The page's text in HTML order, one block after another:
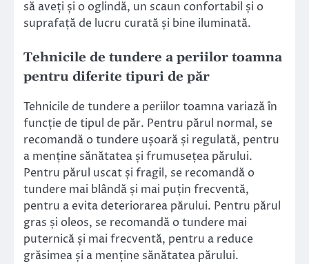
să aveți și o oglindă, un scaun confortabil și o
suprafață de lucru curată și bine iluminată.
Tehnicile de tundere a periilor toamna
pentru diferite tipuri de păr
Tehnicile de tundere a periilor toamna variază în
funcție de tipul de păr. Pentru părul normal, se
recomandă o tundere ușoară și regulată, pentru
a menține sănătatea și frumusețea părului.
Pentru părul uscat și fragil, se recomandă o
tundere mai blândă și mai puțin frecventă,
pentru a evita deteriorarea părului. Pentru părul
gras și oleos, se recomandă o tundere mai
puternică și mai frecventă, pentru a reduce
grăsimea și a menține sănătatea părului.